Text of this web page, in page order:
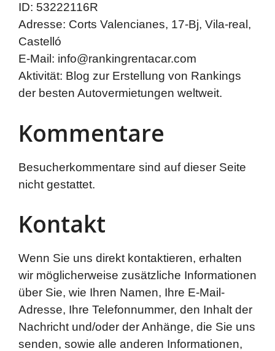
ID: 53222116R
Adresse: Corts Valencianes, 17-Bj, Vila-real,
Castelló
E-Mail: info@rankingrentacar.com
Aktivität: Blog zur Erstellung von Rankings
der besten Autovermietungen weltweit.
Kommentare
Besucherkommentare sind auf dieser Seite
nicht gestattet.
Kontakt
Wenn Sie uns direkt kontaktieren, erhalten
wir möglicherweise zusätzliche Informationen
über Sie, wie Ihren Namen, Ihre E-Mail-
Adresse, Ihre Telefonnummer, den Inhalt der
Nachricht und/oder der Anhänge, die Sie uns
senden, sowie alle anderen Informationen,